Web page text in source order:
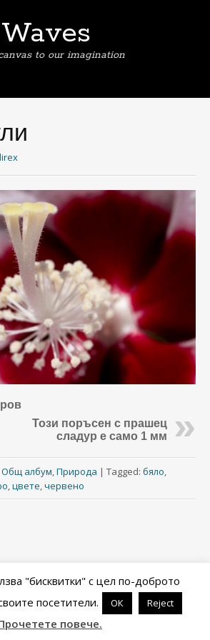
to our imagination
lirex
Този поръсен с прашец
сладур е само 1 мм
Общ албум,Природа | Tagged: бяло,
,цвете,червено
&Portfolio .
"бисквитки" с цел по-доброто
посетители.
ОК Reject
повече.